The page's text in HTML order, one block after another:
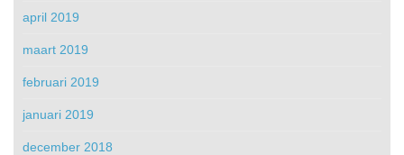
april 2019
maart 2019
februari 2019
januari 2019
december 2018